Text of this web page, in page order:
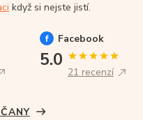
když si nejste jistí.
Facebook
5.0
21 recenzí